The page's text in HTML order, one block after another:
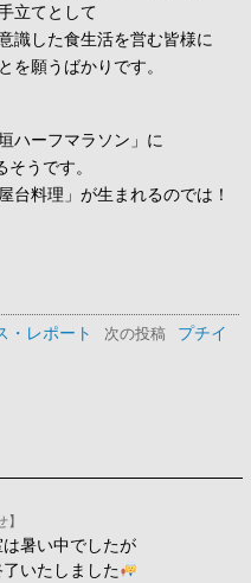
立てとして
識した食生活を営む皆様に
を願うばかりです。
ハーフマラソン」に
そうです。
台料理」が生まれるのでは！
・レポート 次の投稿
プチイ
】
は暑い中でしたが
いたしました